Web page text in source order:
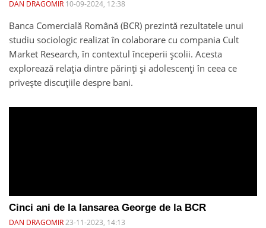
DAN DRAGOMIR 10-09-2024, 12:38
Banca Comercială Română (BCR) prezintă rezultatele unui
studiu sociologic realizat în colaborare cu compania Cult
Market Research, în contextul începerii școlii. Acesta
explorează relația dintre părinți și adolescenți în ceea ce
privește discuțiile despre bani.
Cinci ani de la lansarea George de la BCR
DAN DRAGOMIR23-11-2023, 14:13